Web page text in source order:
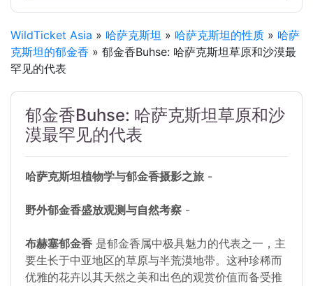
WildTicket Asia » 哈萨克斯坦 » 哈萨克斯坦的性质 » 哈萨
克斯坦的郁金香 » 郁金香Buhse: 哈萨克斯坦草原和沙漠最
罕见的代表
郁金香Buhse: 哈萨克斯坦草原和沙
漠最罕见的代表
哈萨克斯坦植物学与郁金香摄影之旅 -
野外郁金香盛放观测与自然考察 -
布赫塞郁金香 是郁金香属中极具魅力的代表之一，主
要生长于中亚地区的草原与半荒漠地带。这种珍稀而
优雅的花卉以其天然之美和出色的观赏价值而备受推